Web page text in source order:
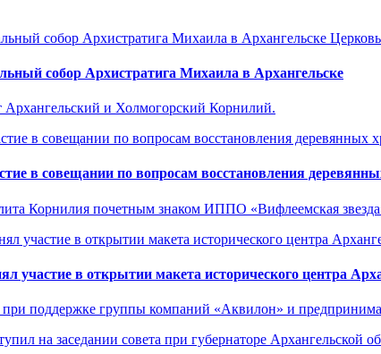
собор Архистратига Михаила в Архангельске
Архангельский и Холмогорский Корнилий.
в совещании по вопросам восстановления
Корнилия почетным знаком ИППО «Вифлеемская
участие в открытии макета исторического центра
поддержке группы компаний «Аквилон» и